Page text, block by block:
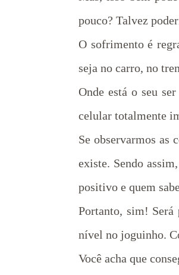
pouco? Talvez
O sofrimento é
seja no carro, no
Onde está o seu
celular totalmente
Se observarmos as
existe. Sendo
positivo e quem
Portanto, sim! Será
nível no joguinho.
Você acha que